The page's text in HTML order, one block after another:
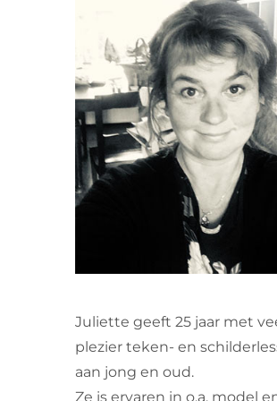
VRIJWILLIGERS & STAGIAIRES
CONTACT
Juliette geeft 25 jaar met
plezier teken- en
aan jong en oud.
Ze is ervaren in o.a. model